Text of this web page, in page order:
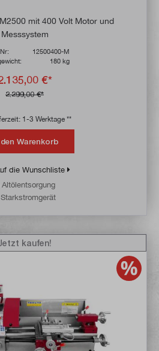
mit 400 Volt Motor und
Messsystem
12500400-M
180 kg
€*
2.299,00 €*
1-3 Werktage **
Warenkorb
die Wunschliste
Altölentsorgung
Starkstromgerät
kaufen!